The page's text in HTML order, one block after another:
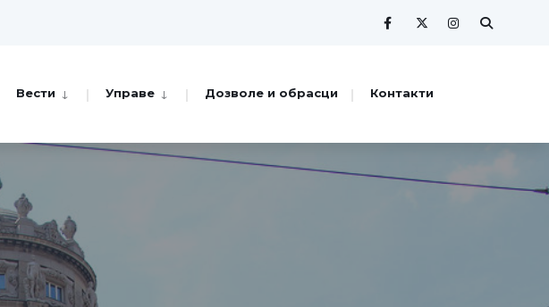
Вести Управе Дозволе и обрасци Контакти